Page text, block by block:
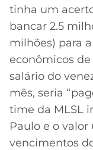
tinha um
bancar 2.5
milhões) para
econômicos de
salário do
mês, seria
time da MLSL
Paulo e o
vencimentos